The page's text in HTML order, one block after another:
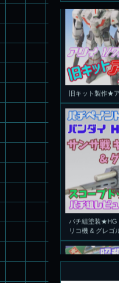
旧キット製作★
パチ組塗装★HG
リコ機 & グレゴ